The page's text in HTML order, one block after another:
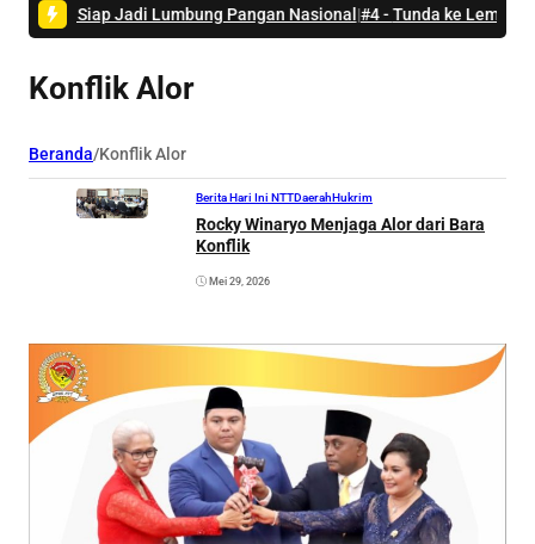
Siap Jadi Lumbung Pangan Nasional|#4 -Tunda ke Lembata
Konflik Alor
Beranda/Konflik Alor
Berita Hari Ini NTTDaerahHukrim
Rocky Winaryo Menjaga Alor dari Bara
Konflik
Mei 29, 2026